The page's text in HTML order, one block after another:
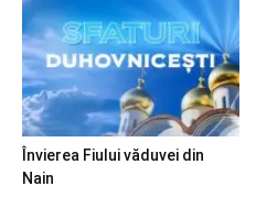
Învierea Fiului văduvei din
Nain